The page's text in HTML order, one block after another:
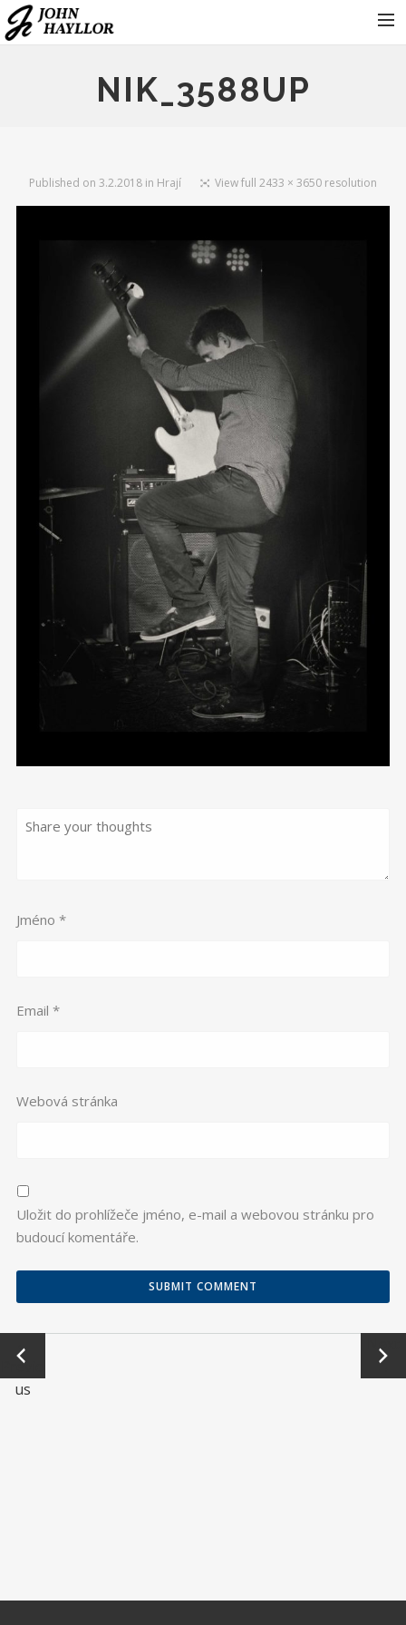
NIK_3588UP
Published on 3.2.2018 in Hrají View full 2433 × 3650 resolution
Jméno *
Email *
Webová stránka
Uložit do prohlížeče jméno, e-mail a webovou stránku pro
budoucí komentáře.
←
Previo
us
Next
→